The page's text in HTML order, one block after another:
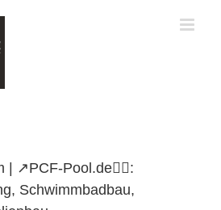
| ↗️PCF-Pool.de🏊🏼:
Schwimmbadbau,